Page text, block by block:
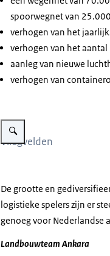
spoorwegnet van
verhogen van het
verhogen van het
aanleg van nieuwe
verhogen van
Vergroot afbeelding
Vliegvelden
De grootte en
logistieke spelers zijn er
genoeg voor Nederlandse
Landbouwteam Ankara